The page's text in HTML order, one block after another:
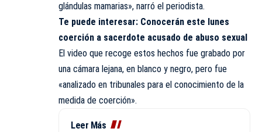
glándulas mamarias», narró el periodista.
Te puede interesar: Conocerán este lunes
coerción a sacerdote acusado de abuso sexual
El video que recoge estos hechos fue grabado por
una cámara lejana, en blanco y negro, pero fue
«analizado en tribunales para el conocimiento de la
medida de coerción».
Leer Más